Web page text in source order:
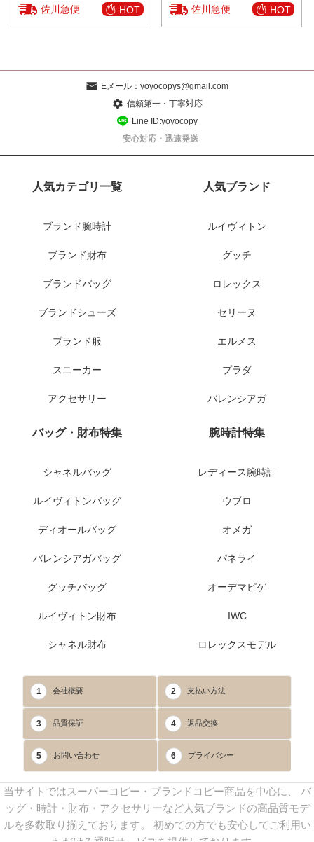
佐川急便 HOT 佐川急便 HOT
Eメール： yoyocopys@gmail.com
信頼第一・丁寧対応
Line ID:yoyocopy
安心対応・迅速発送
人気カテゴリ一覧
ブランド腕時計
ブランド財布
ブランドバッグ
ブランドシューズ
ブランド服
スニーカー
アクセサリー
人気ブランド
ルイヴィトン
グッチ
ロレックス
セリーヌ
エルメス
プラダ
バレンシアガ
バッグ・財布特集
シャネルバッグ
ルイヴィトンバッグ
ディオールバッグ
バレンシアガバッグ
グッチバッグ
ルイヴィトン財布
シャネル財布
腕時計特集
レディース腕時計
ウブロ
オメガ
パネライ
オーデマピゲ
IWC
ロレックスモデル
1 会社概要 2 支払い方法
3 品質保証 4 返品交換
5 お問い合わせ 6 プライバシー
当サイトではスーパーコピー・ブランドコピー商品を中心に、 バ
ッグ・時計・財布・アクセサリーなど人気ブランドの高品質モデ
ルを多数取り揃えております。 初めての方でも安心してご利用い